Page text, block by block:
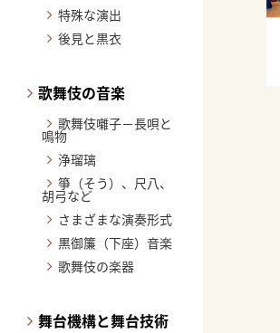
特殊な演出
後見と黒衣
歌舞伎の音楽
歌舞伎囃子－長唄と
鳴物
浄瑠璃
箏（そう）、尺八、
胡弓など
さまざまな演奏形式
黒御簾（下座）音楽
歌舞伎の楽器
舞台機構と舞台技術